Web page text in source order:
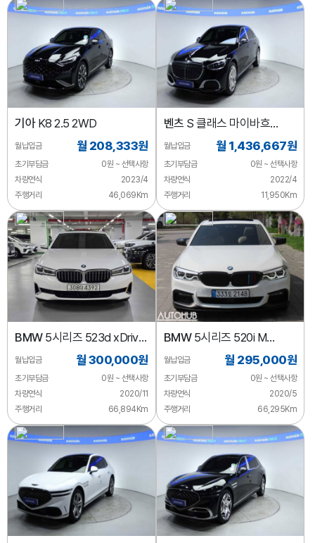
기아K8 2.5 2WD
월납입금 월 208,333원
초기부담금
0원 ~ 선택사항
차량연식
2023/4
주행거리
46,069Km
벤츠 S 클래스 마이바흐
S580 4MATIC
월납입금 월 1,436,667원
초기부담금
0원 ~ 선택사항
차량연식
2022/4
주행거리
11,950Km
BMW5시리즈 523d xDrive
M 스포츠
월납입금 월 300,000원
초기부담금
0원 ~ 선택사항
차량연식
2020/11
주행거리
66,894Km
BMW5시리즈 520i M
스포츠
월납입금 월 295,000원
초기부담금
0원 ~ 선택사항
차량연식
2020/5
주행거리
66,295Km